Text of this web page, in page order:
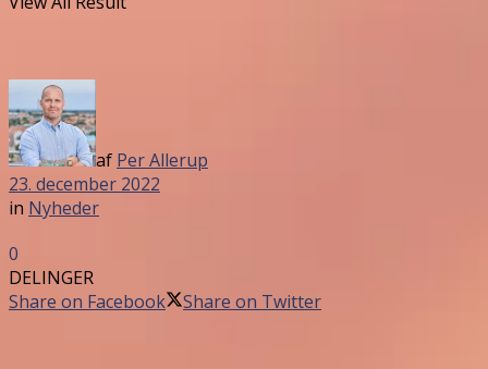
af Per Allerup
23. december 2022
in Nyheder
0
DELINGER
Share on Facebook
Share on Twitter